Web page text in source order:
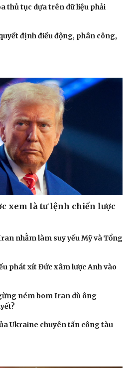
Giải trí
Thời trang
thủ tục dựa trên dữ liệu phải
định điều động, phân công,
xem là tư lệnh chiến lược
nhằm làm suy yếu Mỹ và Tổng
phát xít Đức xâm lược Anh vào
ném bom Iran dù ông
Ukraine chuyên tấn công tàu